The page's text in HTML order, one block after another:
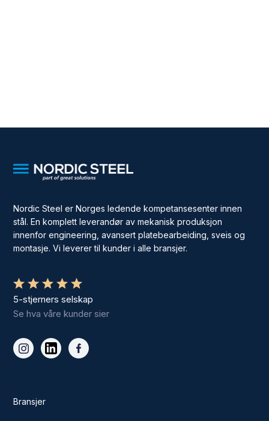
Nordic Steel er Norges ledende kompetansesenter innen
stål. En komplett leverandør av mekanisk produksjon
innenfor engineering, avansert platebearbeiding, sveis og
montasje. Vi leverer til kunder i alle bransjer.
5-stjerners selskap
Se hva våre kunder sier
Bransjer